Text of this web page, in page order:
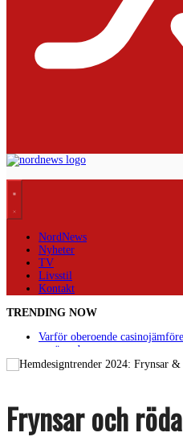
NordNews
Nyheter
TV
Livsstil
Kontakt
TRENDING NOW
Varför oberoende
avgörande
Picknickbord utomhus i olika
Det fysiologiska teknikskiftet:
nya dörrar
Frynsar och